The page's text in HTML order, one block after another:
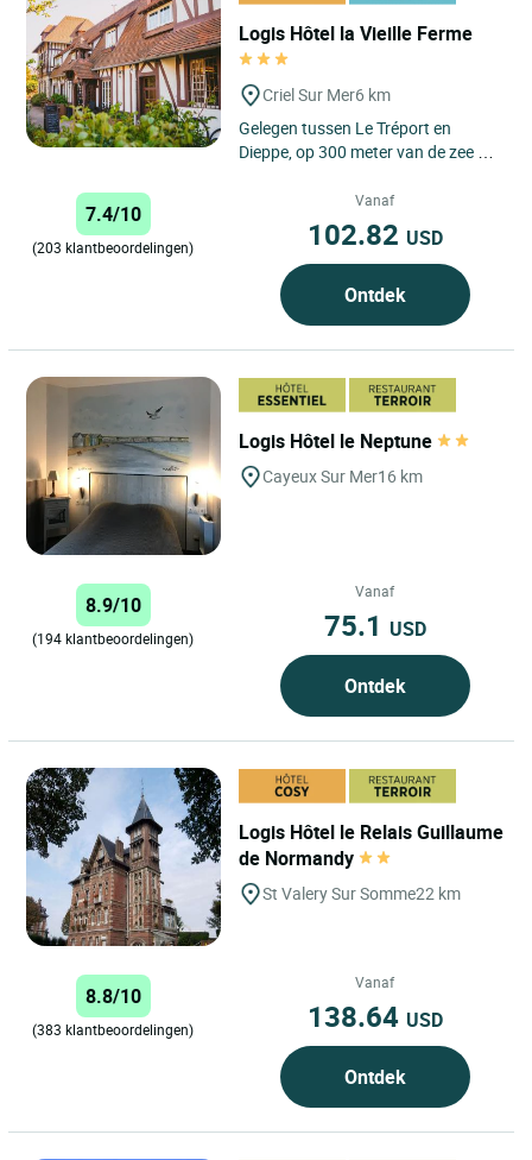
Logis Hôtel la Vieille Ferme
Criel Sur Mer6 km
Gelegen tussen Le Tréport en
Dieppe, op 300 meter van de zee en
herberg van de Vieille...
7.4/10
(203 klantbeoordelingen)
Vanaf
102.82 USD
Ontdek
Logis Hôtel le Neptune
Cayeux Sur Mer16 km
8.9/10
(194 klantbeoordelingen)
Vanaf
75.1 USD
Ontdek
Logis Hôtel le Relais Guillaume
de Normandy
St Valery Sur Somme22 km
8.8/10
(383 klantbeoordelingen)
Vanaf
138.64 USD
Ontdek